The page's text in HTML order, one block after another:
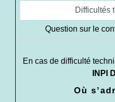
Difficultés
Question sur le
En cas de difficulté
INPI
Où